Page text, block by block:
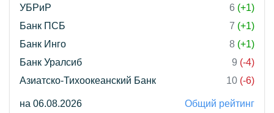
УБРиР
6 (+1)
Банк ПСБ
7 (+1)
Банк Инго
8 (+1)
Банк Уралсиб
9 (-4)
Азиатско-Тихоокеанский Банк
10 (-6)
на 06.08.2026 Общий рейтинг